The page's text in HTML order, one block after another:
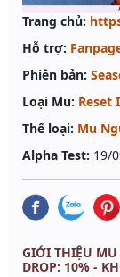
Trang chủ:
Hỗ trợ:
Phiên bản:
Loại Mu: Reset
Thể loại: Mu
Alpha Test: 19/
GIỚI THIỆU MU
DROP: 10% -